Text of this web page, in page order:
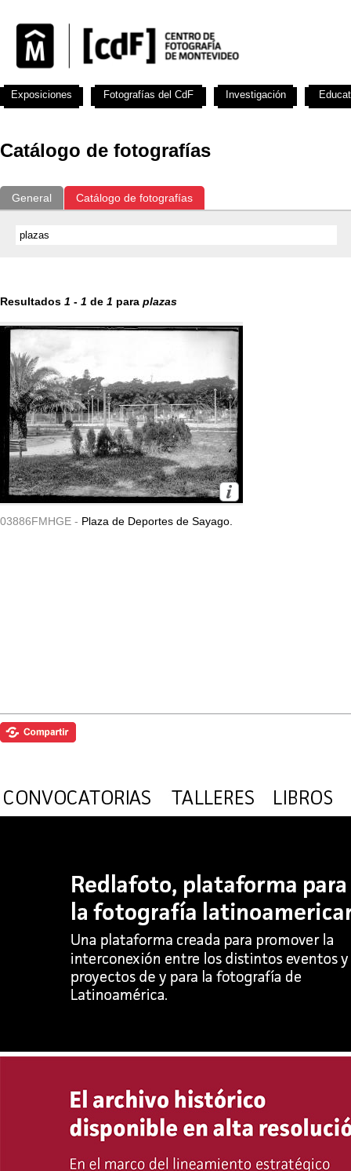
Catálogo de fotografías
General Catálogo de fotografías
Resultados 1 - 1 de 1 para plazas
03886FMHGE - Plaza de Deportes de Sayago.
Exposiciones Fotografías del CdF Investigación